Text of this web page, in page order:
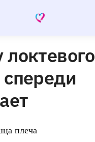
локтевого
спереди
плеча